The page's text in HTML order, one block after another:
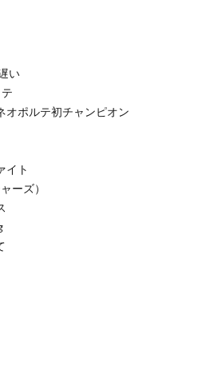
い
オポルテ初チャンピオン
イト
ーズ）